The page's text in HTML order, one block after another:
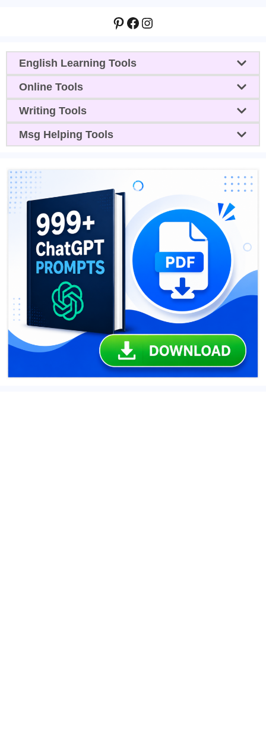
Pinterest
Facebook
Instagram
English Learning Tools
Online Tools
Writing Tools
Msg Helping Tools